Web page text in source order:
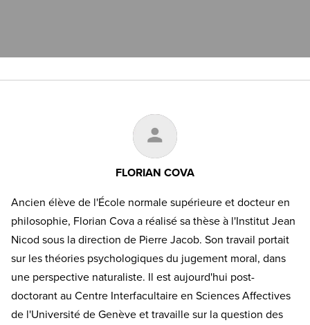
FLORIAN COVA
Ancien élève de l'École normale supérieure et docteur en
philosophie, Florian Cova a réalisé sa thèse à l'Institut Jean
Nicod sous la direction de Pierre Jacob. Son travail portait
sur les théories psychologiques du jugement moral, dans
une perspective naturaliste. Il est aujourd'hui post-
doctorant au Centre Interfacultaire en Sciences Affectives
de l'Université de Genève et travaille sur la question des